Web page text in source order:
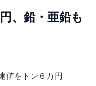
、鉛・亜鉛も
値をトン６万円